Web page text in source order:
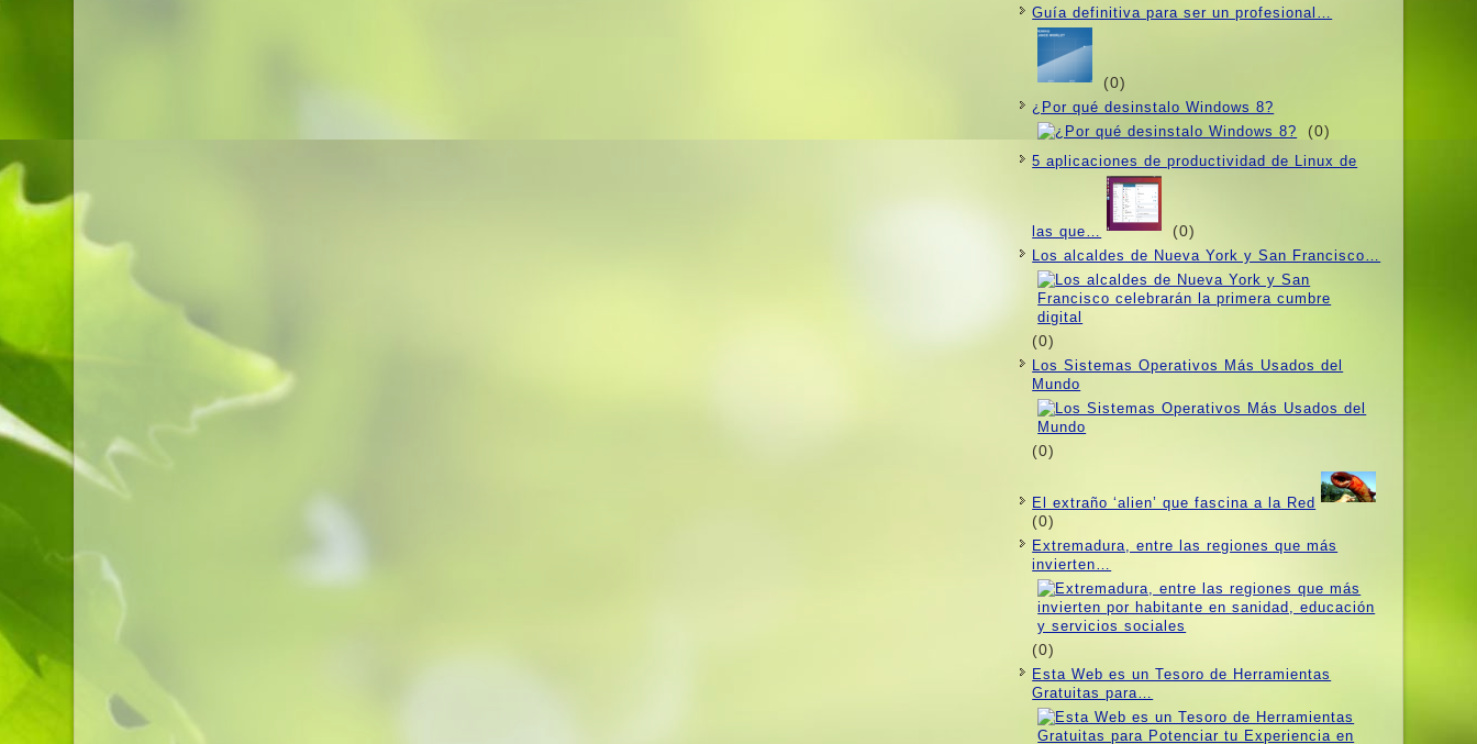
Guí­a definitiva para ser un profesional…
(0)
¿Por qué desinstalo Windows 8?
(0)
5 aplicaciones de productividad de Linux de
las que… (0)
Los alcaldes de Nueva York y San Francisco…
(0)
Los Sistemas Operativos Más Usados ​​del
Mundo
(0)
El extraño ‘alien’ que fascina a la Red
(0)
Extremadura, entre las regiones que más
invierten…
(0)
Esta Web es un Tesoro de Herramientas
Gratuitas para…